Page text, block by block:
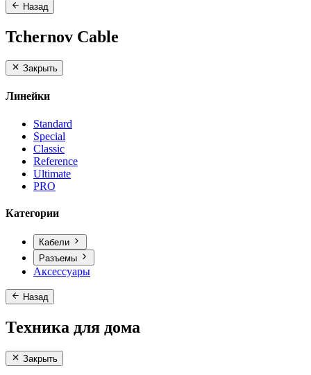
Назад
Tchernov Cable
Закрыть
Линейки
Standard
Special
Classic
Reference
Ultimate
PRO
Категории
Кабели
Разъемы
Аксессуары
Назад
Техника для дома
Закрыть